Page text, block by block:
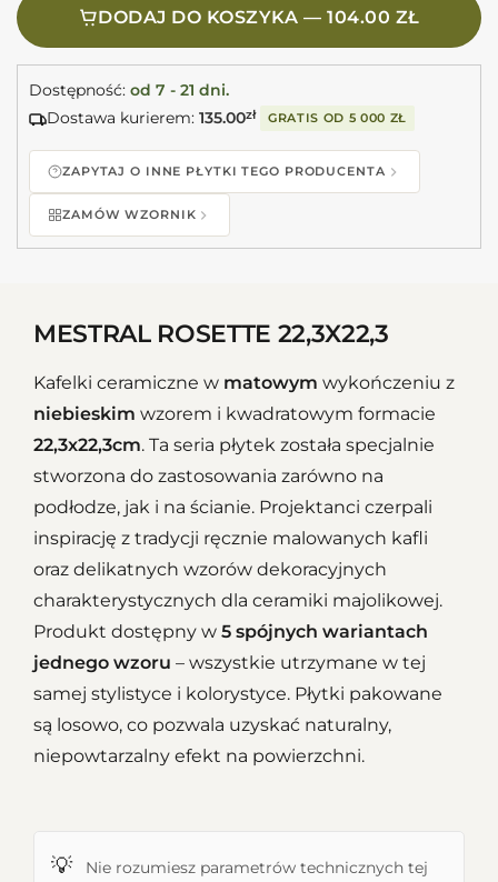
DODAJ DO KOSZYKA — 104.00 ZŁ
Dostępność: od 7 - 21 dni.
Dostawa kurierem: 135.00zł GRATIS OD 5 000 ZŁ
ZAPYTAJ O INNE PŁYTKI TEGO PRODUCENTA
ZAMÓW WZORNIK
MESTRAL ROSETTE 22,3X22,3
Kafelki ceramiczne w matowym wykończeniu z
niebieskim wzorem i kwadratowym formacie
22,3x22,3cm. Ta seria płytek została specjalnie
stworzona do zastosowania zarówno na
podłodze, jak i na ścianie. Projektanci czerpali
inspirację z tradycji ręcznie malowanych kafli
oraz delikatnych wzorów dekoracyjnych
charakterystycznych dla ceramiki majolikowej.
Produkt dostępny w 5 spójnych wariantach
jednego wzoru – wszystkie utrzymane w tej
samej stylistyce i kolorystyce. Płytki pakowane
są losowo, co pozwala uzyskać naturalny,
niepowtarzalny efekt na powierzchni.
💡
Nie rozumiesz parametrów technicznych tej